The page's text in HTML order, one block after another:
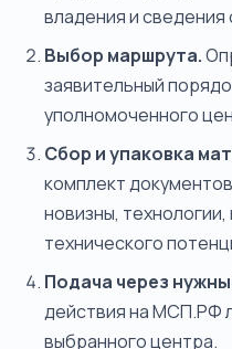
владения и
Выбор маршрута.
заявительный
уполномоченного
Сбор и упаковка
комплект
новизны,
технического
Подача через
действия на МСП.РФ
выбранного центра.